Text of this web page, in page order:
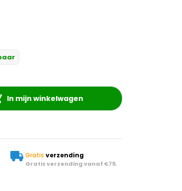
In mijn winkelwagen
Gratis verzending
Gratis verzending vanaf €75.